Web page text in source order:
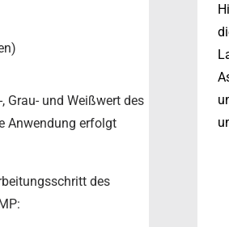
Grau- und Weißwert des
Anwendung erfolgt
des